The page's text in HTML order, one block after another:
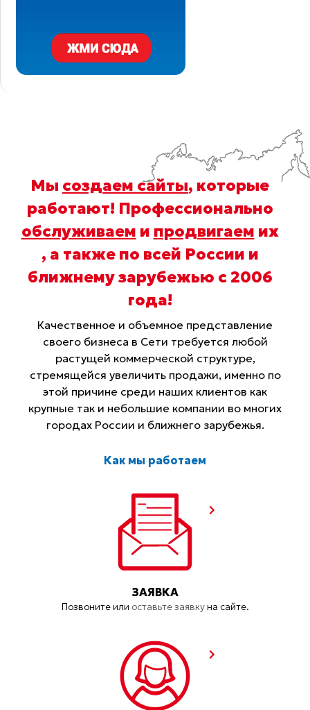
Мы создаем сайты, которые
работают! Профессионально
обслуживаем и продвигаем их
, а также по всей России и
ближнему зарубежью с 2006
года!
Качественное и объемное представление
своего бизнеса в Сети требуется любой
растущей коммерческой структуре,
стремящейся увеличить продажи, именно по
этой причине среди наших клиентов как
крупные так и небольшие компании во многих
городах России и ближнего зарубежья.
Как мы работаем
ЗАЯВКА
Позвоните или оставьте заявкуна сайте.